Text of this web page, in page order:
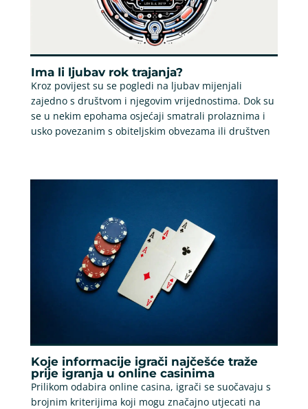
Ima li ljubav rok trajanja?
Kroz povijest su se pogledi na ljubav mijenjali
zajedno s društvom i njegovim vrijednostima. Dok su
se u nekim epohama osjećaji smatrali prolaznima i
usko povezanim s obiteljskim obvezama ili društven
Koje informacije igrači najčešće traže
prije igranja u online casinima
Prilikom odabira online casina, igrači se suočavaju s
brojnim kriterijima koji mogu značajno utjecati na